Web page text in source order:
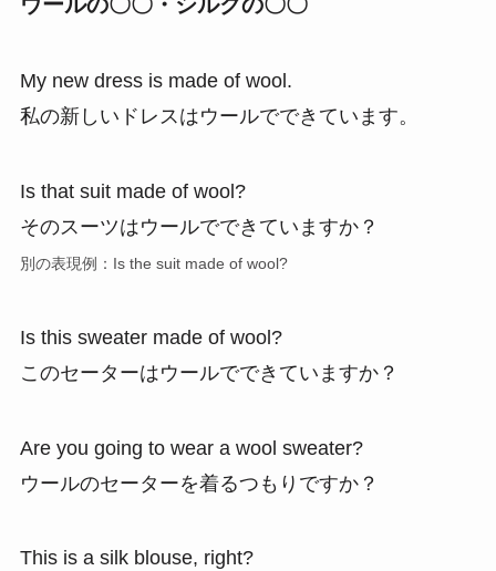
My new dress is made of wool.
私の新しいドレスはウールでできています。
Is that suit made of wool?
そのスーツはウールでできていますか？
別の表現例：Is the suit made of wool?
Is this sweater made of wool?
このセーターはウールでできていますか？
Are you going to wear a wool sweater?
ウールのセーターを着るつもりですか？
This is a silk blouse, right?